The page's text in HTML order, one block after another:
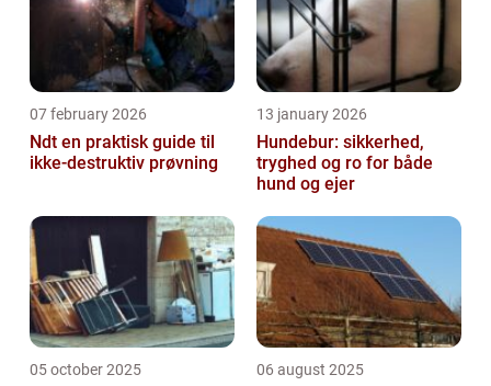
07 february 2026
Ndt en praktisk guide til
ikke-destruktiv prøvning
13 january 2026
Hundebur: sikkerhed,
tryghed og ro for både
hund og ejer
05 october 2025 06 august 2025